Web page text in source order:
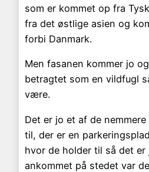
som er kommet op fra
fra det østlige asien og
forbi Danmark.
Men fasanen kommer jo
betragtet som en vildfugl
være.
Det er jo et af de
til, der er en
hvor de holder til så det er
ankommet på stedet var